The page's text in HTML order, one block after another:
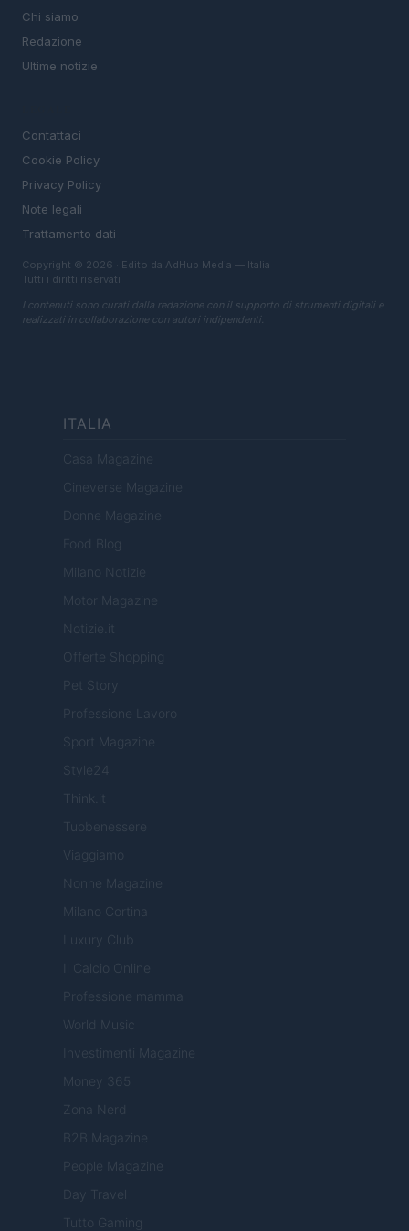
Chi siamo
Redazione
Ultime notizie
Contattaci
Cookie Policy
Privacy Policy
Note legali
Trattamento dati
Copyright © 2026 · Edito da AdHub Media — Italia
Tutti i diritti riservati
I contenuti sono curati dalla redazione con il supporto di strumenti digitali e
realizzati in collaborazione con autori indipendenti.
ITALIA
Casa Magazine
Cineverse Magazine
Donne Magazine
Food Blog
Milano Notizie
Motor Magazine
Notizie.it
Offerte Shopping
Pet Story
Professione Lavoro
Sport Magazine
Style24
Think.it
Tuobenessere
Viaggiamo
Nonne Magazine
Milano Cortina
Luxury Club
Il Calcio Online
Professione mamma
World Music
Investimenti Magazine
Money 365
Zona Nerd
B2B Magazine
People Magazine
Day Travel
Tutto Gaming